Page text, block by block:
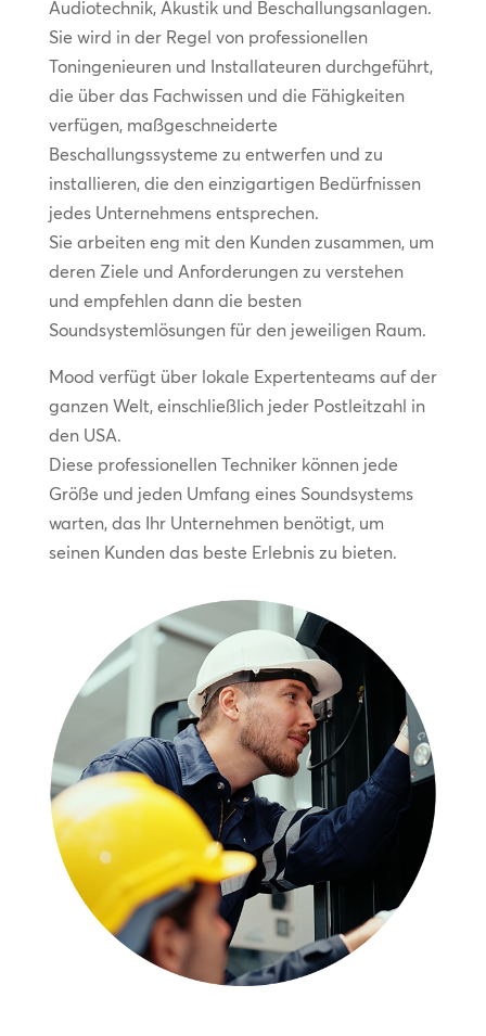
Audiotechnik, Akustik und Beschallungsanlagen.
Sie wird in der Regel von professionellen
Toningenieuren und Installateuren durchgeführt,
die über das Fachwissen und die Fähigkeiten
verfügen, maßgeschneiderte
Beschallungssysteme zu entwerfen und zu
installieren, die den einzigartigen Bedürfnissen
jedes Unternehmens entsprechen.
Sie arbeiten eng mit den Kunden zusammen, um
deren Ziele und Anforderungen zu verstehen
und empfehlen dann die besten
Soundsystemlösungen für den jeweiligen Raum.
Mood verfügt über lokale Expertenteams auf der
ganzen Welt, einschließlich jeder Postleitzahl in
den USA.
Diese professionellen Techniker können jede
Größe und jeden Umfang eines Soundsystems
warten, das Ihr Unternehmen benötigt, um
seinen Kunden das beste Erlebnis zu bieten.